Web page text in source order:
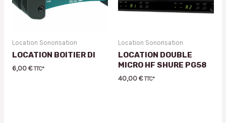
Location Sonorisation
LOCATION BOITIER DI
6,00€ TTC*
Location Sonorisation
LOCATION DOUBLE
MICRO HF SHURE PG58
40,00€ TTC*